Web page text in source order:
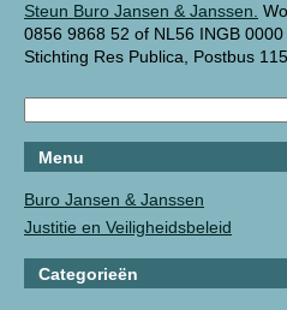
Steun Buro Jansen & Janssen.
0856 9868 52 of NL56 INGB
Stichting Res Publica, Postbus
Menu
Buro Jansen & Janssen
Justitie en Veiligheidsbeleid
Categorieën